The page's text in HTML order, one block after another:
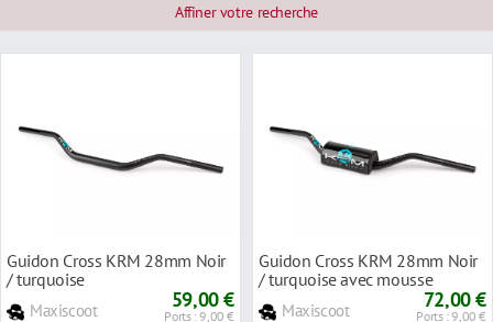
Affiner votre recherche
Guidon Cross KRM 28mm Noir
/ turquoise
Maxiscoot 59,00 €
Ports : 9,00 €
Guidon Cross KRM 28mm Noir
/ turquoise avec mousse
Maxiscoot 72,00 €
Ports : 9,00 €